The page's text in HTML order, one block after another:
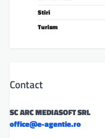
Stiri
Turism
Contact
SC ARC MEDIASOFT SRL
office@e-agentie.ro